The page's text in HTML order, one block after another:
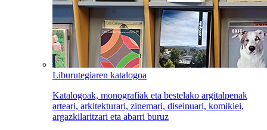
Liburutegiaren katalogoa
Katalogoak, monografiak eta bestelako argitalpenak
arteari, arkitekturari, zinemari, diseinuari, komikiei,
argazkilaritzari eta abarri buruz